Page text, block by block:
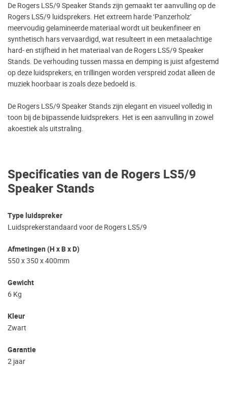
Specificaties van de Rogers LS5/9
Speaker Stands
Type luidspreker
Luidsprekerstandaard voor de Rogers LS5/9
Afmetingen (H x B x D)
550 x 350 x 400mm
Gewicht
6 Kg
Kleur
Zwart
Garantie
2 jaar
De Rogers LS5/9 Speaker Stands zijn gemaakt ter aanvulling op de
Rogers LS5/9 luidsprekers. Het extreem harde ‘Panzerholz’
meervoudig gelamineerde materiaal wordt uit beukenfineer en
synthetisch hars vervaardigd, wat resulteert in een metaalachtige
hard- en stijfheid in het materiaal van de Rogers LS5/9 Speaker
Stands. De verhouding tussen massa en demping is juist afgestemd
op deze luidsprekers, en trillingen worden verspreid zodat alleen de
muziek hoorbaar is zoals deze bedoeld is.
De Rogers LS5/9 Speaker Stands zijn elegant en visueel volledig in
toon bij de bijpassende luidsprekers. Het is een aanvulling in zowel
akoestiek als uitstraling.